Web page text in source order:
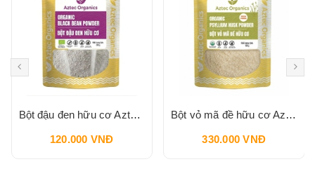
Bột đậu đen hữu cơ Aztec Organics 200g
120.000 VNĐ
Bột vỏ mã đề hữu cơ Aztec Organics 150g
330.000 VNĐ